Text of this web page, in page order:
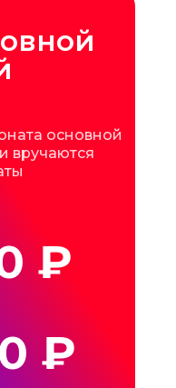
₽
основной
вручаются
₽